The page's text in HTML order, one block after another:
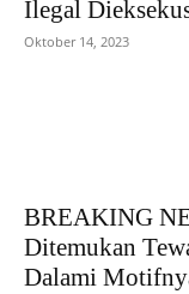
Ilegal
Oktober 14, 2023
BREAKING
Ditemukan
Dalami